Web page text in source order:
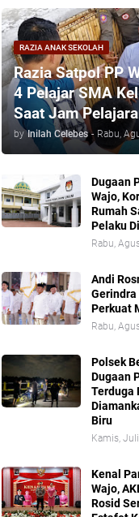
RAZIA ANAK SEKOLAH
Razia Satpol PP
4 Pelajar SMA
Saat Jam
by Inilah Celebes - Rabu,
Dugaan
Wajo,
Rumah
Pelaku
Rabu,
Andi
Gerindra
Perkuat
Rabu,
Polsek
Dugaan
Terduga
Biru
Kamis,
Kenal
Wajo,
Rosid